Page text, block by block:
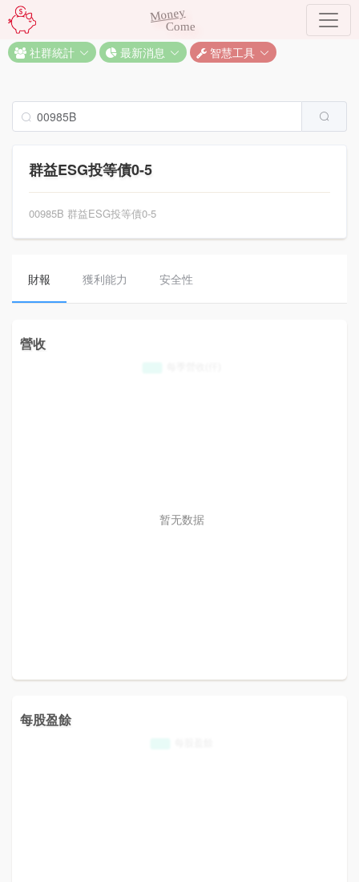
Money
Come
社群統計 最新消息 智慧工具
群益ESG投等債0-5
00985B 群益ESG投等債0-5
財報 獲利能力 安全性
營收
暂无数据
每股盈餘